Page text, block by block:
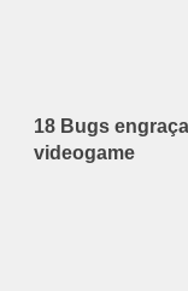
18 Bugs
videogame